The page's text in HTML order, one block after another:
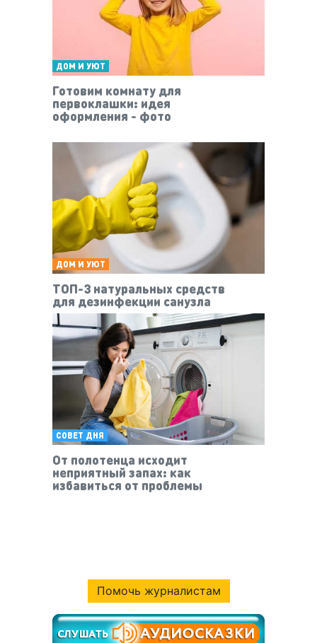
ДОМ И УЮТ
Готовим комнату для
первоклашки: идея
оформления - фото
ДОМ И УЮТ
ТОП-3 натуральных средств
для дезинфекции санузла
СОВЕТ ДНЯ
От полотенца исходит
неприятный запах: как
избавиться от проблемы
Помочь журналистам